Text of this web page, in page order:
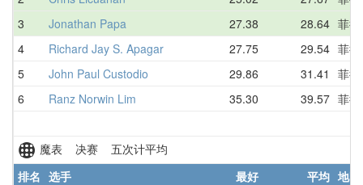
3
Jonathan Papa 27.38 28.64 菲
4
Richard Jay S. Apagar 27.75 29.54 菲
5
John Paul Custodio 29.86 31.41
菲
6
Ranz Norwin Lim 35.30 39.57 菲
魔表 决赛 五次计平均
排名 选手 最好 平均 地区